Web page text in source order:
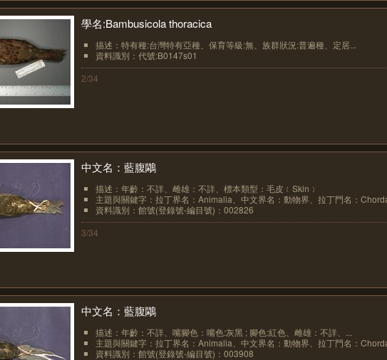
學名:Bambusicola thoracica
描述：特有種:台灣特有亞種、保育等級:無、族群狀況:普遍種、定居...
資料識別：代號:B0147s01
2/34
中文名：藍腹鷴
描述：年齡：不詳、雌雄：不詳、標本類型：毛皮﹝Skin﹞
主題與關鍵字：拉丁界名：Animalia、中文界名：動物界、拉丁門名：
資料識別：館號(登錄號-編目號)：002826
3/34
中文名：藍腹鷴
描述：年齡：不詳、嘴腳色：嘴色:灰黑 ; 腳色:紅色、雌雄：不詳、...
主題與關鍵字：拉丁界名：Animalia、中文界名：動物界、拉丁門名：
資料識別：館號(登錄號-編目號)：003908